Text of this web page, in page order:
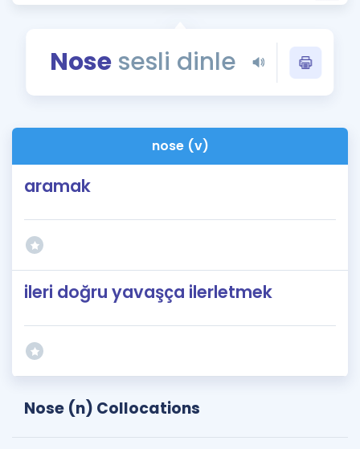
Sözlük
Blog
İngilizce Gramer
Nose sesli dinle
nose (v)
aramak
ileri doğru yavaşça ilerletmek
Nose (n) Collocations